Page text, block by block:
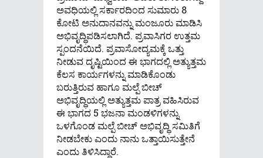
ಅವಧಿಯಲ್ಲಿ ಸರ್ಕಾರದಿಂದ ಸುಮಾರು 8
ಕೋಟಿ ಅನುದಾನವನ್ನು ಮಂಜೂರು ಮಾಡಿಸಿ
ಅಭಿವೃದ್ಧಿಪಡಿಸಲಾಗಿದೆ. ಪ್ರವಾಸಿಗರ ಉತ್ತಮ
ಸ್ಪಂದನೆಯಿದೆ. ಪ್ರವಾಸೋದ್ಯಮಕ್ಕೆ ಒತ್ತು
ನೀಡುವ ದೃಷ್ಟಿಯಿಂದ ಈ ಭಾಗದಲ್ಲಿ ಅತ್ಯುತ್ತಮ
ಕೆಲಸ ಕಾರ್ಯಗಳನ್ನು ಮಾಡಿಕೊಂಡು
ಬರುತ್ತಿರುವ ಹಾಗೂ ಮಲ್ಪೆ ಬೀಚ್
ಅಭಿವೃದ್ಧಿಯಲ್ಲಿ ಅತ್ಯುತ್ತಮ ಪಾತ್ರ ವಹಿಸಿರುವ
ಈ ಭಾಗದ 5 ಭಜನಾ ಮಂಡಳಿಗಳನ್ನು
ಒಳಗೊಂಡ ಮಲ್ಪೆ ಬೀಚ್ ಅಭಿವೃದ್ಧಿ ಸಮಿತಿಗೆ
ನೀಡಬೇಕು ಎಂದು ನಾನು ಒತ್ತಾಯಿಸುತ್ತೇನೆ
ಎಂದು ತಿಳಿಸಿದ್ದಾರೆ.